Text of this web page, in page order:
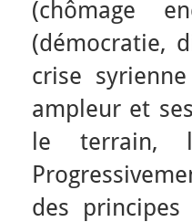
(chômage
(démocratie,
crise
ampleur et
le terrain,
des